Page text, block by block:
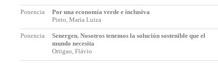
Ponencia
Por una economía verde e inclusiva
Pinto, Maria Luiza
Ponencia
Senergen. Nosotros tenemos la solución sostenible que el
mundo necesita
Ortigao, Flávio